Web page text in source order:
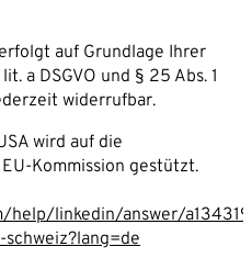
auf Grundlage Ihrer
a DSGVO und § 25 Abs. 1
widerrufbar.
wird auf die
Kommission gestützt.
help/linkedin/answer/